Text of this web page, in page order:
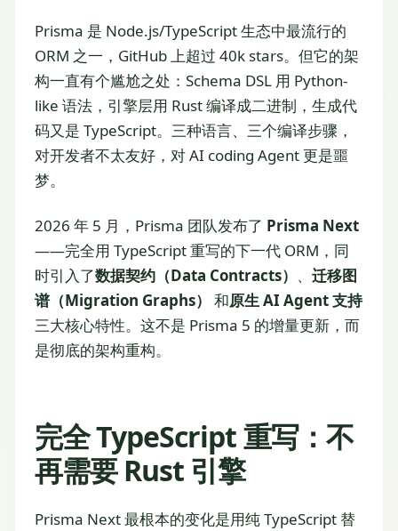
Prisma 是 Node.js/TypeScript 生态中最流行的
ORM 之一，GitHub 上超过 40k stars。但它的架
构一直有个尴尬之处：Schema DSL 用 Python-
like 语法，引擎层用 Rust 编译成二进制，生成代
码又是 TypeScript。三种语言、三个编译步骤，
对开发者不太友好，对 AI coding Agent 更是噩
梦。
2026 年 5 月，Prisma 团队发布了 Prisma Next
——完全用 TypeScript 重写的下一代 ORM，同
时引入了数据契约（Data Contracts） 、 迁移图
谱（Migration Graphs）
和原生 AI Agent 支持
三大核心特性。这不是 Prisma 5 的增量更新，而
是彻底的架构重构。
完全 TypeScript 重写：不
再需要 Rust 引擎
Prisma Next 最根本的变化是用纯 TypeScript 替